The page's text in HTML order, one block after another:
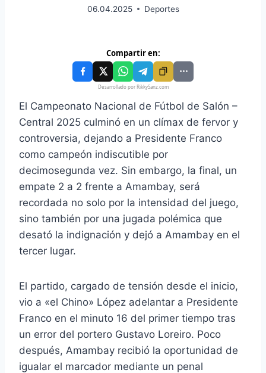
06.04.2025 Deportes
Compartir en:
Desarrollado por RikkySanz.com
El Campeonato Nacional de Fútbol de Salón –
Central 2025 culminó en un clímax de fervor y
controversia, dejando a Presidente Franco
como campeón indiscutible por
decimosegunda vez. Sin embargo, la final, un
empate 2 a 2 frente a Amambay, será
recordada no solo por la intensidad del juego,
sino también por una jugada polémica que
desató la indignación y dejó a Amambay en el
tercer lugar.
El partido, cargado de tensión desde el inicio,
vio a «el Chino» López adelantar a Presidente
Franco en el minuto 16 del primer tiempo tras
un error del portero Gustavo Loreiro. Poco
después, Amambay recibió la oportunidad de
igualar el marcador mediante un penal